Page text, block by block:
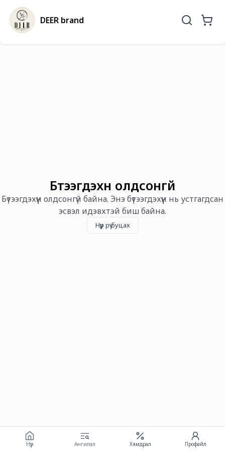
DEER brand
Бүтээгдэхүүн олдсонгүй
Бүтээгдэхүүн олдсонгүй байна. Энэ бүтээгдэхүүн нь устгагдсан
эсвэл идэвхтэй биш байна.
Нүүр рүү буцах
Нүүр Ангилал Хямдрал Профайл